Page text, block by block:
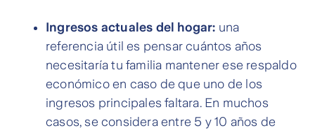
Ingresos actuales del hogar: una
referencia útil es pensar cuántos años
necesitaría tu familia mantener ese respaldo
económico en caso de que uno de los
ingresos principales faltara. En muchos
casos, se considera entre 5 y 10 años de